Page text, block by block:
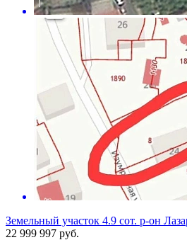
Земельный участок 4.9 сот. р-он
22 999 997 руб.